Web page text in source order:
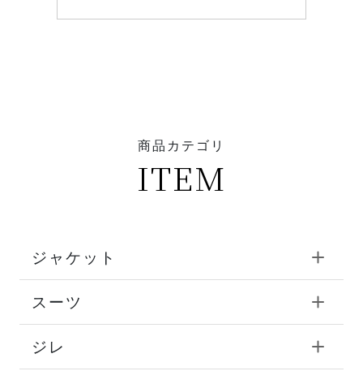
商品カテゴリ
ITEM
ジャケット
スーツ
ジレ